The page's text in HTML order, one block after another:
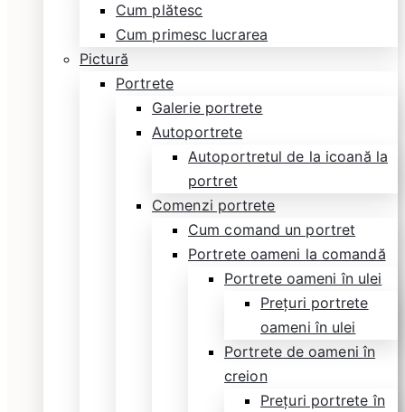
Cum plătesc
Cum primesc lucrarea
Pictură
Portrete
Galerie portrete
Autoportrete
Autoportretul de la icoană la
portret
Comenzi portrete
Cum comand un portret
Portrete oameni la comandă
Portrete oameni în ulei
Prețuri portrete
oameni în ulei
Portrete de oameni în
creion
Prețuri portrete în